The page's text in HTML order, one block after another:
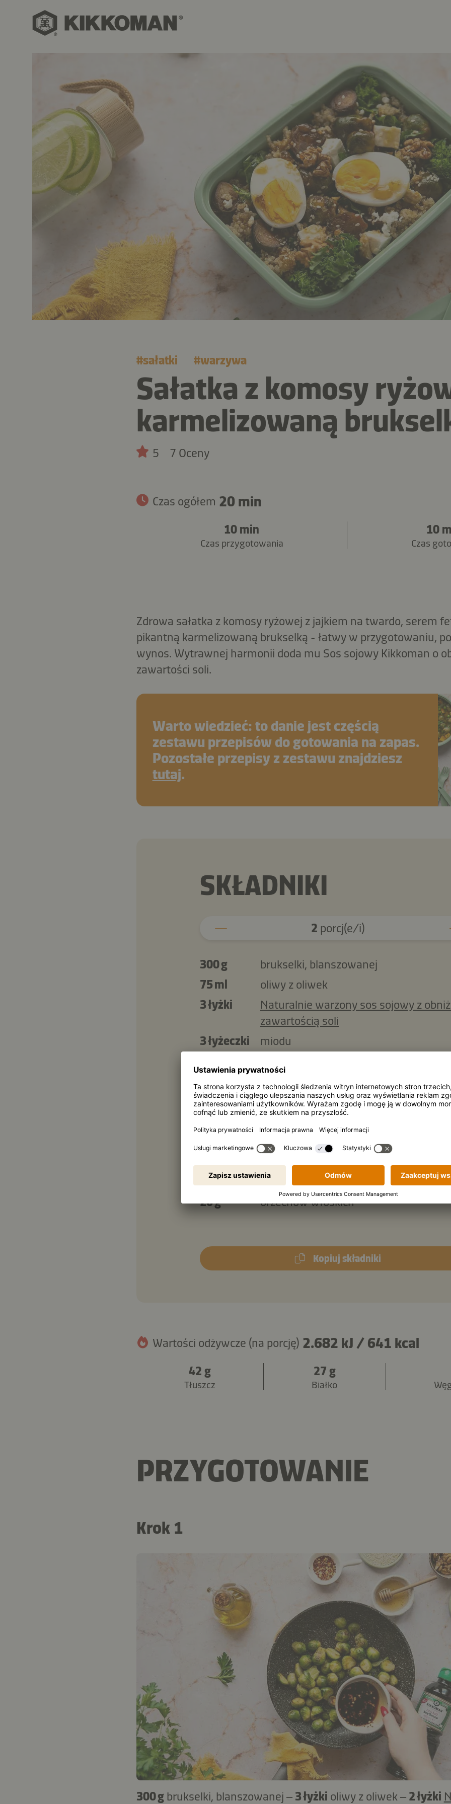
#sałatki #warzywa
Sałatka z komosy
karmelizowaną
5 7 Oceny
Czas ogółem 20 min
10 min
Czas przygotowania
10
Czas
Zdrowa sałatka z komosy ryżowej z jajkiem na twardo, serem
pikantną karmelizowaną brukselką - łatwy w przygotowaniu,
wynos. Wytrawnej harmonii doda mu Sos sojowy Kikkoman o
zawartości soli.
Warto wiedzieć: to danie jest częścią
zestawu przepisów do gotowania na zapas.
Pozostałe przepisy z zestawu znajdziesz
tutaj.
SKŁADNIKI
2 porcj(e/i)
300 g
brukselki, blanszowanej
75 ml
oliwy z oliwek
3 łyżki
Naturalnie warzony sos sojowy z
zawartością soli
3 łyżeczki
miodu
2
jajka
60 g
jarmużu
180 g
ugotowanej komosy ryżowej
fety
1
ząbek czosnku, drobno posiekany
½ łyżki
białego sezamu
20 g
orzechów włoskich
Kopiuj składniki
Wartości odżywcze (na porcję) 2.682 kJ / 641 kcal
42 g
Tłuszcz
27 g
Białko
PRZYGOTOWANIE
Krok 1
300 g brukselki, blanszowanej – 3 łyżki oliwy z oliwek – 2 łyżki